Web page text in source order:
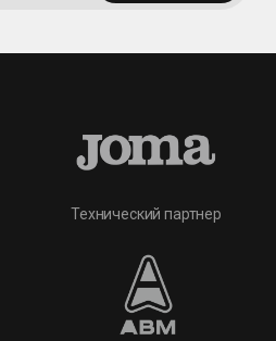
Технический партнер